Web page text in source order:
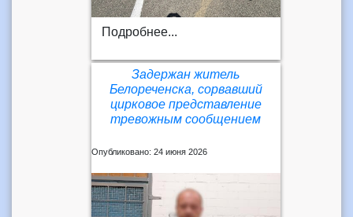
Подробнее...
Задержан житель
Белореченска, сорвавший
цирковое представление
тревожным сообщением
Опубликовано: 24 июня 2026